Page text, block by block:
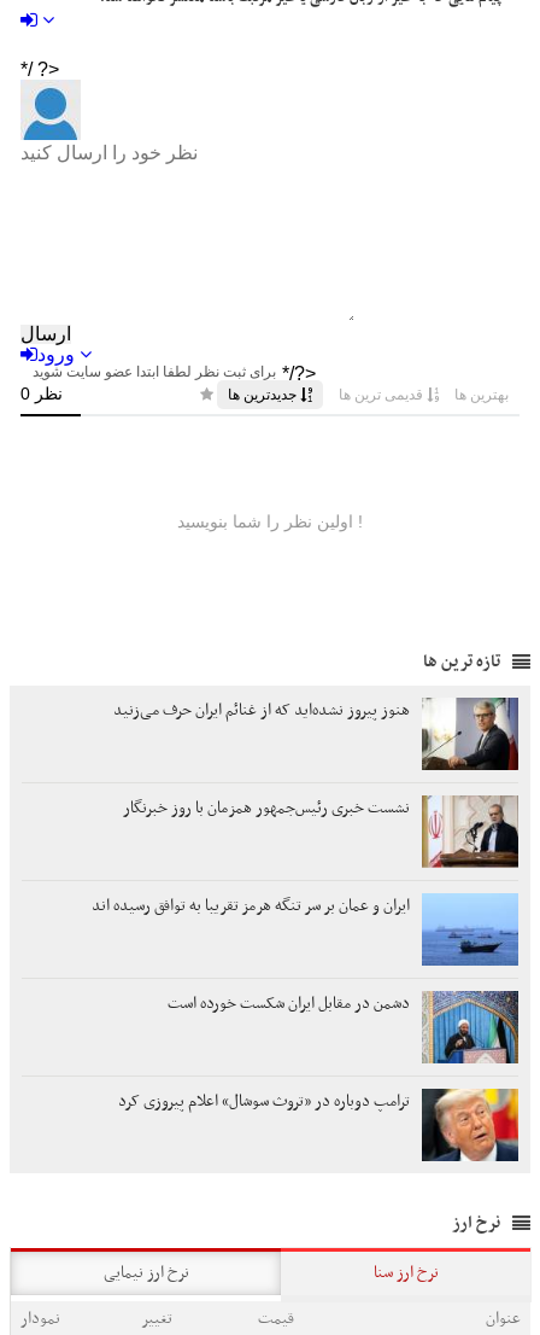
تازه ترین ها
هنوز پیروز نشده‌اید که از غنائم ایران حرف می‌زنید
نشست خبری رئیس‌جمهور همزمان با روز خبرنگار
ایران و عمان بر سر تنگه هرمز تقریبا به توافق رسیده اند
دشمن در مقابل ایران شکست خورده است
ترامپ دوباره در «تروث سوشال» اعلام پیروزی کرد
نرخ ارز
نرخ ارز سنا
نرخ ارز نیمایی
عنوان
قیمت تغییر
نمودار